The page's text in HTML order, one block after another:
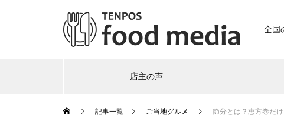
全国
店主の声
記事一覧 ご当地グルメ 節分とは？恵方巻だ